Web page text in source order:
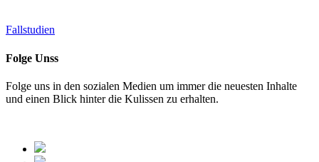
Fallstudien
Folge Unss
Folge uns in den sozialen Medien um immer die neuesten Inhalte
und einen Blick hinter die Kulissen zu erhalten.